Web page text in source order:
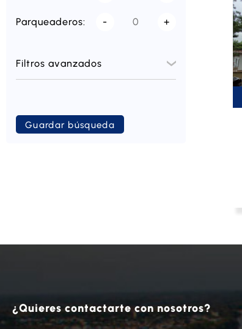
Parqueaderos: - +
Filtros avanzados
Guardar búsqueda
¿Quieres contactarte con nosotros?